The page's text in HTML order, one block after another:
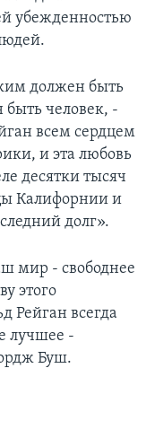
убежденностью
должен быть
человек, -
всем сердцем
и эта любовь
десятки тысяч
Калифорнии и
долг».
мир - свободнее
этого
Рейган всегда
лучшее -
Буш.